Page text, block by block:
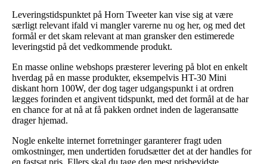
Leveringstidspunktet på Horn Tweeter kan vise sig at være
særligt relevant ifald vi mangler varerne nu og her, og med det
formål er det skam relevant at man gransker den estimerede
leveringstid på det vedkommende produkt.
En masse online webshops præsterer levering på blot en enkelt
hverdag på en masse produkter, eksempelvis HT-30 Mini
diskant horn 100W, der dog tager udgangspunkt i at ordren
lægges forinden et angivent tidspunkt, med det formål at de har
en chance for at nå at få pakken ordnet inden de lageransatte
drager hjemad.
Nogle enkelte internet forretninger garanterer fragt uden
omkostninger, men undertiden forudsætter det at der handles for
en fastsat pris. Ellers skal du tage den mest prisbevidste